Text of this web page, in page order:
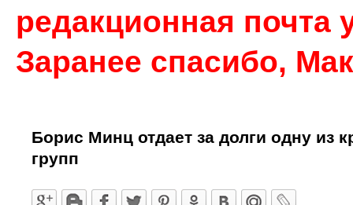
редакционная почта
Заранее спасибо,
Борис Минц отдает за долги одну из
групп